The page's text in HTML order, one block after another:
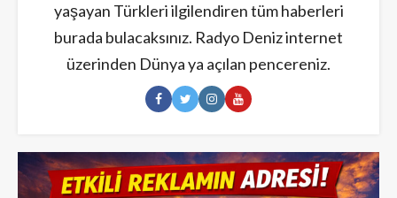
yaşayan Türkleri ilgilendiren tüm haberleri
burada bulacaksınız. Radyo Deniz internet
üzerinden Dünya ya açılan pencereniz.